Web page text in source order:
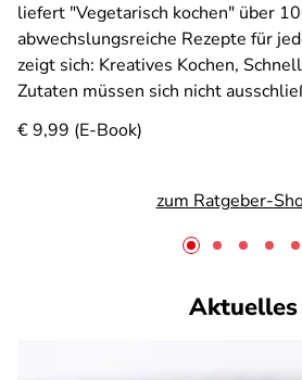
liefert "Vegetarisch kochen" über
abwechslungsreiche Rezepte für
zeigt sich: Kreatives Kochen,
Zutaten müssen sich nicht
€ 9,99 (E-Book)
zum Ratgeber-
Aktuelles